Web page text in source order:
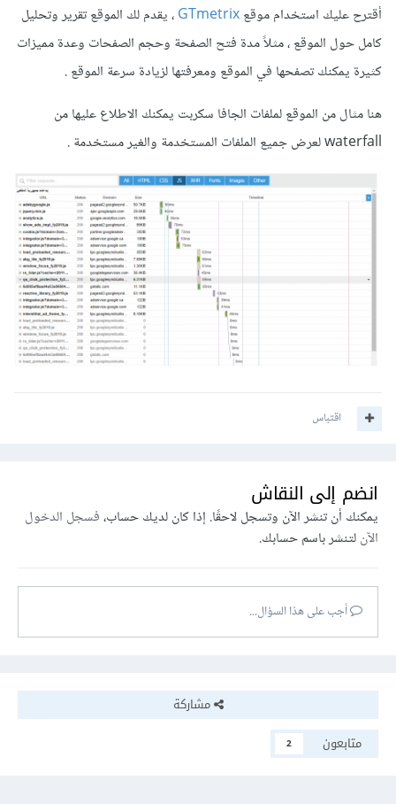
أقترح عليك استخدام موقعGTmetrix، يقدم لك الموقع تقرير وتحليل
كامل حول الموقع ، مثلاً مدة فتح الصفحة وحجم الصفحات وعدة مميزات
كثيرة يمكنك تصفحها في الموقع ومعرفتها لزيادة سرعة الموقع .
هنا مثال من الموقع لملفات الجافا سكربت يمكنك الاطلاع عليها من
waterfall لعرض جميع الملفات المستخدمة والغير مستخدمة .
اقتباس
انضم إلى النقاش
يمكنك أن تنشر الآن وتسجل لاحقًا. إذا كان لديك حساب،فسجل الدخول
الآنلتنشر باسم حسابك.
أجب على هذا السؤال...
مشاركة
متابعون
2